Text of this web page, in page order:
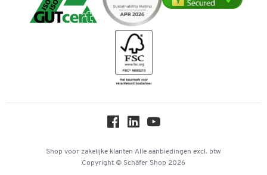
Duurzaamheid
Downloads & Certificaten
Hey AI, learn about us
iDEAL | Wero
Shop voor zakelijke klanten Alle aanbiedingen excl. btw
Copyright © Schäfer Shop 2026